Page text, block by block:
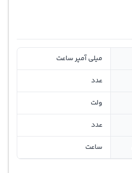
میلی آمپر ساعت
عدد
ولت
عدد
ساعت